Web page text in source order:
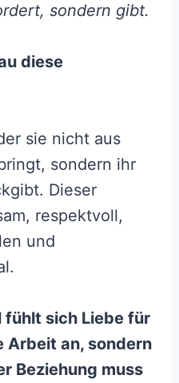
sondern gibt.
diese
sie nicht aus
sondern ihr
Dieser
respektvoll,
und
fühlt sich Liebe für
Arbeit an, sondern
Beziehung muss